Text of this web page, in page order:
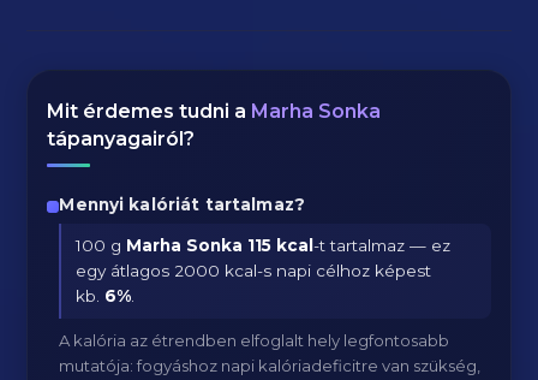
Mit érdemes tudni a Marha Sonka
tápanyagairól?
Mennyi kalóriát tartalmaz?
100 g Marha Sonka 115 kcal-t tartalmaz — ez
egy átlagos 2000 kcal-s napi célhoz képest
kb. 6%
A kalória az étrendben elfoglalt hely legfontosabb
mutatója: fogyáshoz napi kalóriadeficitre van szükség,